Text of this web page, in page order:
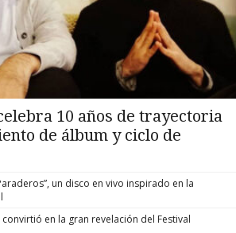
10 años de trayectoria
de álbum y ciclo de
un disco en vivo inspirado en la
convirtió en la gran revelación del Festival